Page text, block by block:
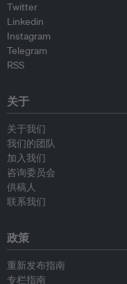
Twitter
Linkedin
Instagram
Telegram
RSS
关于
关于我们
我们的团队
加入我们
咨询委员会
供稿人
联系我们
政策
重新发布指南
专栏指南